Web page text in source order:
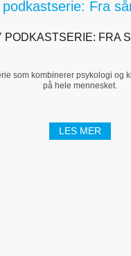
PODKASTSERIE: FRA
som kombinerer psykologi og
på hele mennesket.
LES MER